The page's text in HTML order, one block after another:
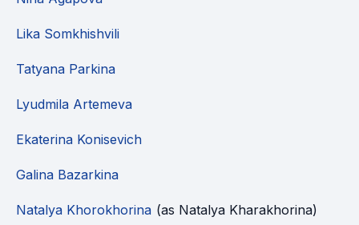
Lika Somkhishvili
Tatyana Parkina
Lyudmila Artemeva
Ekaterina Konisevich
Galina Bazarkina
Natalya Khorokhorina (as Natalya Kharakhorina)